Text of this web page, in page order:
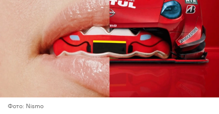
Фото: Nismo